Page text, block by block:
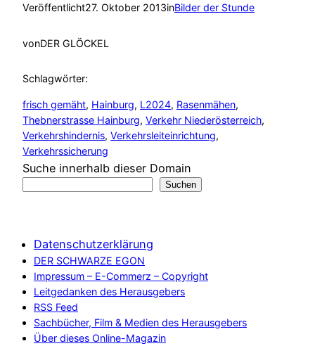
Veröffentlicht27. Oktober 2013inBilder der Stunde
vonDER GLÖCKEL
Schlagwörter:
frisch gemäht, Hainburg, L2024, Rasenmähen
Thebnerstrasse Hainburg, Verkehr Niederösterreich
Verkehrshindernis, Verkehrsleiteinrichtung
Verkehrssicherung
Suche innerhalb dieser Domain
Suchen
Datenschutzerklärung
DER SCHWARZE EGON
Impressum – E-Commerz – Copyright
Leitgedanken des Herausgebers
RSS Feed
Sachbücher, Film & Medien des Herausgebers
Über dieses Online-Magazin